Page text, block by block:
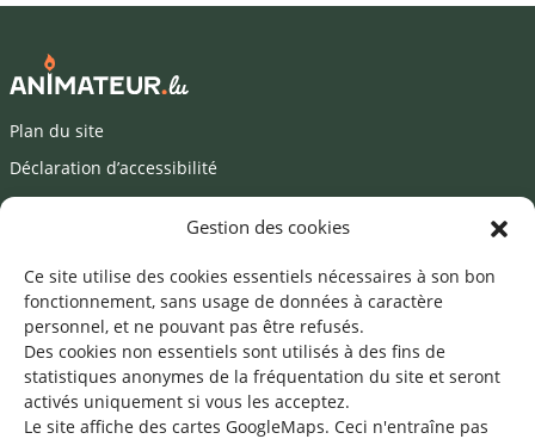
Gestion des cookies
Ce site utilise des cookies essentiels nécessaires à son bon
fonctionnement, sans usage de données à caractère
personnel, et ne pouvant pas être refusés.
Des cookies non essentiels sont utilisés à des fins de
statistiques anonymes de la fréquentation du site et seront
activés uniquement si vous les acceptez.
Le site affiche des cartes GoogleMaps. Ceci n'entraîne pas
Plan du site
Déclaration d’accessibilité
Mentions légales
Une offre du